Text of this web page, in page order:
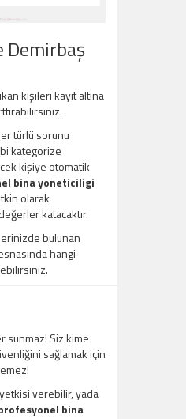
Demirbaş
kişileri kayıt altına
türlü sorunu
kategorize
kişiye otomatik
bina yoneticiligi
olarak
katacaktır.
bulunan
hangi
sunmaz! Siz kime
sağlamak için
verebilir, yada
bina